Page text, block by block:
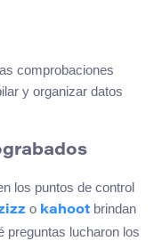
comprobaciones
y organizar datos
los puntos de control
o kahoot brindan
preguntas lucharon los